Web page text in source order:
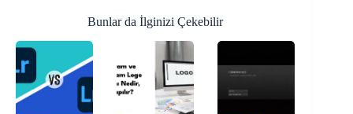
Bunlar da İlginizi Çekebilir